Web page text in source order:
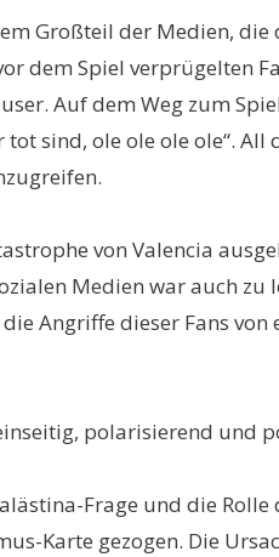
Großteil der Medien,
dem Spiel verprügelten
Auf dem Weg zum
sind, ole ole ole ole“. All
von Valencia
Medien war auch zu
Angriffe dieser Fans
polarisierend und
Frage und die Rolle
Karte gezogen. Die